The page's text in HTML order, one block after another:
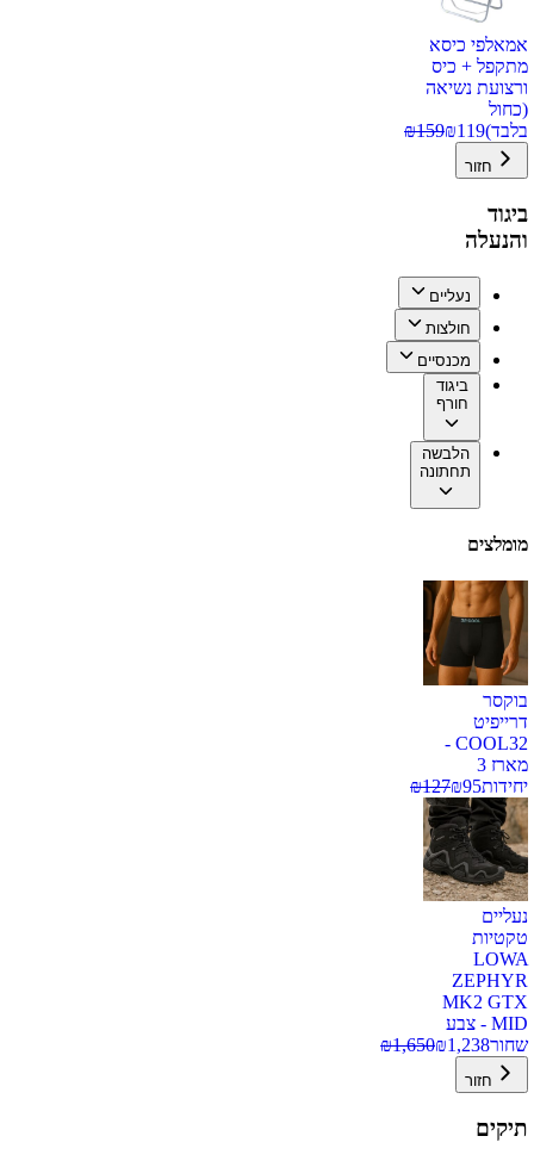
אמאלפי כיסא
מתקפל + כיס
ורצועת נשיאה
(כחול
בלבד)
₪119
₪159
חזור
ביגוד
והנעלה
נעליים
חולצות
מכנסיים
ביגוד
חורף
הלבשה
תחתונה
מומלצים
בוקסר
דרייפיט
COOL32 -
מארז 3
יחידות
₪95
₪127
נעליים
טקטיות
LOWA
ZEPHYR
MK2 GTX
MID - צבע
שחור
₪1,238
₪1,650
חזור
תיקים